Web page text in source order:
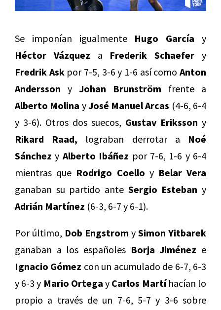
Se imponían igualmente Hugo García y
Héctor Vázquez a Frederik Schaefer y
Fredrik Askpor 7-5, 3-6 y 1-6 así comoAnton
Andersson y Johan Brunström frente a
Alberto Molina yJosé Manuel Arcas (4-6, 6-4
y 3-6). Otros dos suecos, Gustav Eriksson y
Rikard Raad, lograban derrotar a Noé
Sánchez y Alberto Ibáñez por 7-6, 1-6 y 6-4
mientras que Rodrigo Coello y Belar Vera
ganaban su partido ante Sergio Esteban y
Adrián Martínez (6-3, 6-7 y 6-1).
Por último, Dob Engstrom y Simon Yitbarek
ganaban a los españoles Borja Jiménez e
Ignacio Gómez con un acumulado de 6-7, 6-3
y 6-3 y Mario Ortega y Carlos Martíhacían lo
propio a través de un 7-6, 5-7 y 3-6 sobre